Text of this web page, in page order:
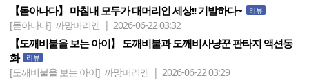
【돋아나다】 마침내 모두가 대머리인 세상!! 기발하다~ 리뷰
[돋아나다] 까망머리앤 | 2026-06-22 03:32
【도깨비불을 보는 아이】 도깨비불과 도깨비사냥꾼 판타지 액션동
화
리뷰
[도깨비불을 보는 아이] 까망머리앤 | 2026-06-22 03:29